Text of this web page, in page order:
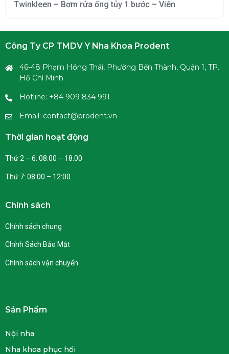
Twinkleen – Bơm rửa ống tủy 1 bước – Viên
Công Ty CP TMDV Y Nha Khoa Prodent
46-48 Phạm Hồng Thái, Phường Bến Thành, Quận 1, TP.
Hồ Chí Minh
Hotline: +84 909 834 991
Email: contact@prodent.vn
Thời gian hoạt động
Thứ 2 – 6: 08:00 – 18:00
Thứ 7: 08:00 – 12:00
Chính sách
Chính sách chung
Chính Sách Bảo Mật
Chính sách vận chuyển
Sản Phẩm
Nội nha
Nha khoa phục hồi